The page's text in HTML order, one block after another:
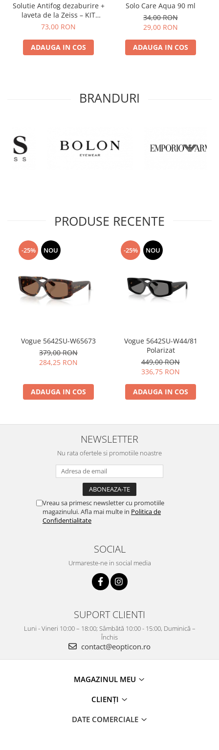
Solutie Antifog dezaburire +
laveta de la Zeiss – KIT
COMPLET
73,00 RON
ADAUGA IN COS
Solo Care Aqua 90 ml
34,00 RON
29,00 RON
ADAUGA IN COS
BRANDURI
PRODUSE RECENTE
-25% NOU
Vogue 5642SU-W65673
379,00 RON
284,25 RON
ADAUGA IN COS
-25% NOU
Vogue 5642SU-W44/81
Polarizat
449,00 RON
336,75 RON
ADAUGA IN COS
NEWSLETTER
Nu rata ofertele si promotiile noastre
Vreau sa primesc newsletter cu promotiile
magazinului. Afla mai multe in Politica de
Confidentialitate
SOCIAL
Urmareste-ne in social media
SUPORT CLIENTI
Luni - Vineri 10:00 – 18:00; Sâmbătă 10:00 - 15:00, Duminică –
Închis
contact@eopticon.ro
MAGAZINUL MEU
CLIENȚI
DATE COMERCIALE